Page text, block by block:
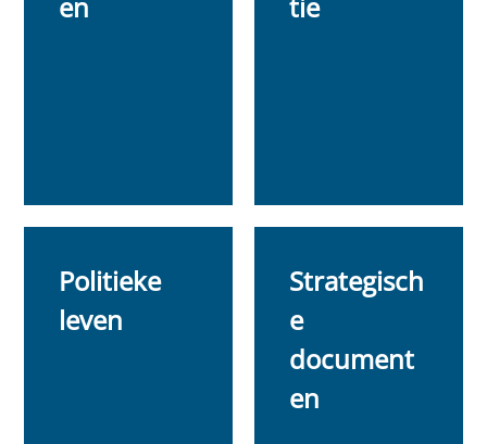
en
tie
Politieke
leven
Strategisch
e
document
en